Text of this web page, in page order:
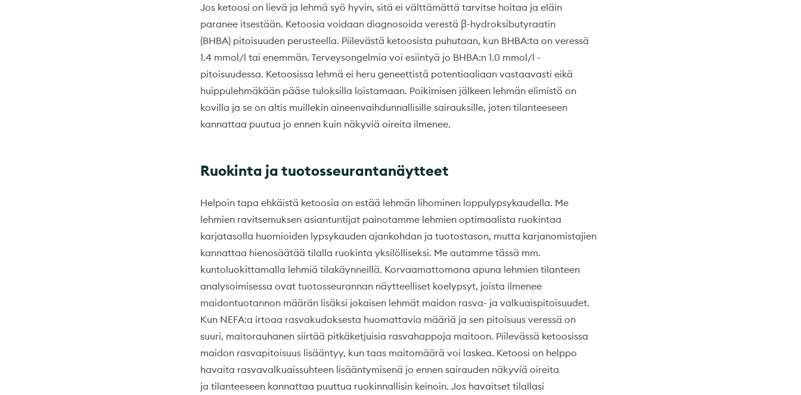
Jos ketoosi on lievä ja lehmä syö hyvin, sitä ei välttämättä tarvitse hoitaa ja eläin
paranee itsestään. Ketoosia voidaan diagnosoida verestä β-hydroksibutyraatin
(BHBA) pitoisuuden perusteella. Piilevästä ketoosista puhutaan, kun BHBA:ta on veressä
1.4 mmol/l tai enemmän. Terveysongelmia voi esiintyä jo BHBA:n 1.0 mmol/l -
pitoisuudessa. Ketoosissa lehmä ei heru geneettistä potentiaaliaan vastaavasti eikä
huippulehmäkään pääse tuloksilla loistamaan. Poikimisen jälkeen lehmän elimistö on
kovilla ja se on altis muillekin aineenvaihdunnallisille sairauksille, joten tilanteeseen
kannattaa puutua jo ennen kuin näkyviä oireita ilmenee.
Ruokinta ja tuotosseurantanäytteet
Helpoin tapa ehkäistä ketoosia on estää lehmän lihominen loppulypsykaudella. Me
lehmien ravitsemuksen asiantuntijat painotamme lehmien optimaalista ruokintaa
karjatasolla huomioiden lypsykauden ajankohdan ja tuotostason, mutta karjanomistajien
kannattaa hienosäätää tilalla ruokinta yksilölliseksi. Me autamme tässä mm.
kuntoluokittamalla lehmiä tilakäynneillä. Korvaamattomana apuna lehmien tilanteen
analysoimisessa ovat tuotosseurannan näytteelliset koelypsyt, joista ilmenee
maidontuotannon määrän lisäksi jokaisen lehmät maidon rasva- ja valkuaispitoisuudet.
Kun NEFA:a irtoaa rasvakudoksesta huomattavia määriä ja sen pitoisuus veressä on
suuri, maitorauhanen siirtää pitkäketjuisia rasvahappoja maitoon. Piilevässä ketoosissa
maidon rasvapitoisuus lisääntyy, kun taas maitomäärä voi laskea. Ketoosi on helppo
havaita rasvavalkuaissuhteen lisääntymisenä jo ennen sairauden näkyviä oireita
ja tilanteeseen kannattaa puuttua ruokinnallisin keinoin. Jos havaitset tilallasi